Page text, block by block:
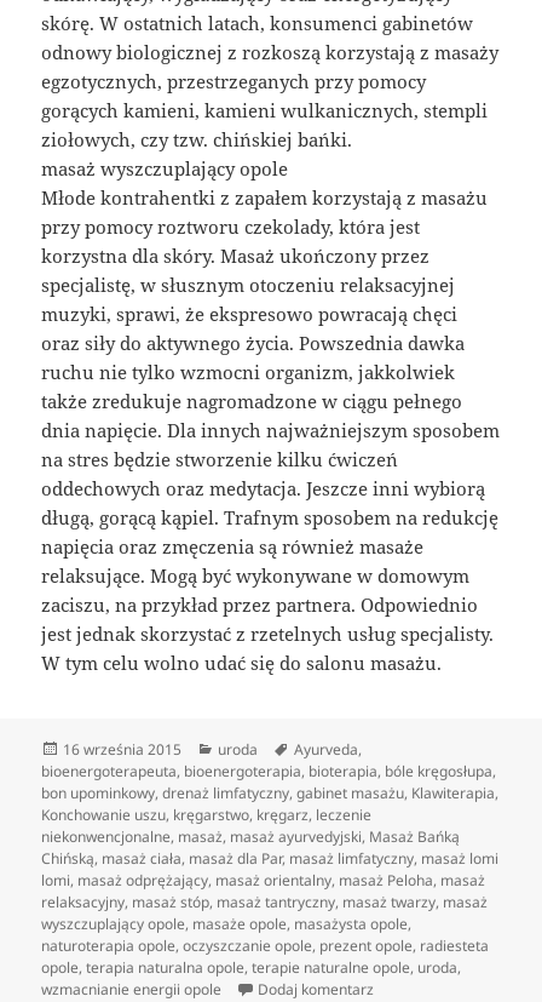
skórę. W ostatnich latach, konsumenci gabinetów
odnowy biologicznej z rozkoszą korzystają z masaży
egzotycznych, przestrzeganych przy pomocy
gorących kamieni, kamieni wulkanicznych, stempli
ziołowych, czy tzw. chińskiej bańki.
masaż wyszczuplający opole
Młode kontrahentki z zapałem korzystają z masażu
przy pomocy roztworu czekolady, która jest
korzystna dla skóry. Masaż ukończony przez
specjalistę, w słusznym otoczeniu relaksacyjnej
muzyki, sprawi, że ekspresowo powracają chęci
oraz siły do aktywnego życia. Powszednia dawka
ruchu nie tylko wzmocni organizm, jakkolwiek
także zredukuje nagromadzone w ciągu pełnego
dnia napięcie. Dla innych najważniejszym sposobem
na stres będzie stworzenie kilku ćwiczeń
oddechowych oraz medytacja. Jeszcze inni wybiorą
długą, gorącą kąpiel. Trafnym sposobem na redukcję
napięcia oraz zmęczenia są również masaże
relaksujące. Mogą być wykonywane w domowym
zaciszu, na przykład przez partnera. Odpowiednio
jest jednak skorzystać z rzetelnych usług specjalisty.
W tym celu wolno udać się do salonu masażu.
Data
publikacji
16 września 2015 Kategorie
uroda Tagi
Ayurveda,
bioenergoterapeuta, bioenergoterapia, bioterapia, bóle kręgosłupa,
bon upominkowy,drenaż limfatyczny,gabinet masażu, Klawiterapia,
Konchowanie uszu, kręgarstwo, kręgarz, leczenie
niekonwencjonalne, masaż, masaż ayurvedyjski, Masaż Bańką
Chińską, masaż ciała, masaż dla Par, masaż limfatyczny, masaż lomi
lomi, masaż odprężający, masaż orientalny, masaż Peloha, masaż
relaksacyjny, masaż stóp, masaż tantryczny, masaż twarzy, masaż
wyszczuplający opole, masaże opole, masażysta opole,
naturoterapia opole,oczyszczanie opole, prezent opole, radiesteta
opole,terapia naturalna opole,terapie naturalne opole, uroda,
wzmacnianie energii opole
Dodaj komentarz